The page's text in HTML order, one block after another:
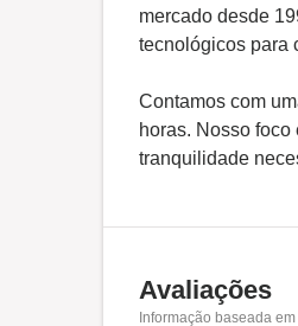
mercado desde
tecnológicos para
Contamos com
horas. Nosso
tranquilidade
Avaliações
Informação baseada em